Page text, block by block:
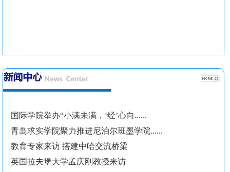
国际学院举办“小满未满，‘经’心向......
青岛求实学院聚力推进尼泊尔班墨学院......
教育专家来访 搭建中哈交流桥梁
英国拉夫堡大学孟庆刚教授来访